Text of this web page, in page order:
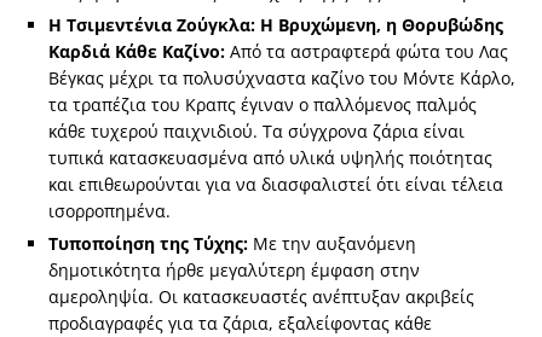
Η Τσιμεντένια Ζούγκλα: Η Βρυχώμενη, η Θορυβώδης
Καρδιά Κάθε Καζίνο: Από τα αστραφτερά φώτα του Λας
Βέγκας μέχρι τα πολυσύχναστα καζίνο του Μόντε Κάρλο,
τα τραπέζια του Κραπς έγιναν ο παλλόμενος παλμός
κάθε τυχερού παιχνιδιού. Τα σύγχρονα ζάρια είναι
τυπικά κατασκευασμένα από υλικά υψηλής ποιότητας
και επιθεωρούνται για να διασφαλιστεί ότι είναι τέλεια
ισορροπημένα.
Τυποποίηση της Τύχης: Με την αυξανόμενη
δημοτικότητα ήρθε μεγαλύτερη έμφαση στην
αμεροληψία. Οι κατασκευαστές ανέπτυξαν ακριβείς
προδιαγραφές για τα ζάρια, εξαλείφοντας κάθε